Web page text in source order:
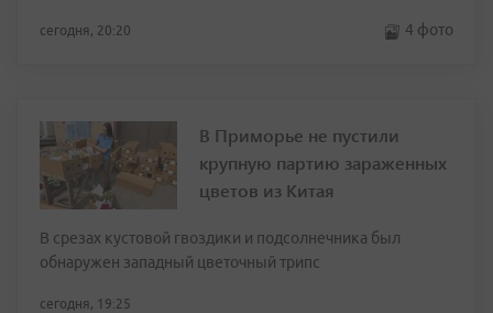
сегодня, 20:20 4 фото
В Приморье не пустили
крупную партию зараженных
цветов из Китая
В срезах кустовой гвоздики и подсолнечника был
обнаружен западный цветочный трипс
сегодня, 19:25